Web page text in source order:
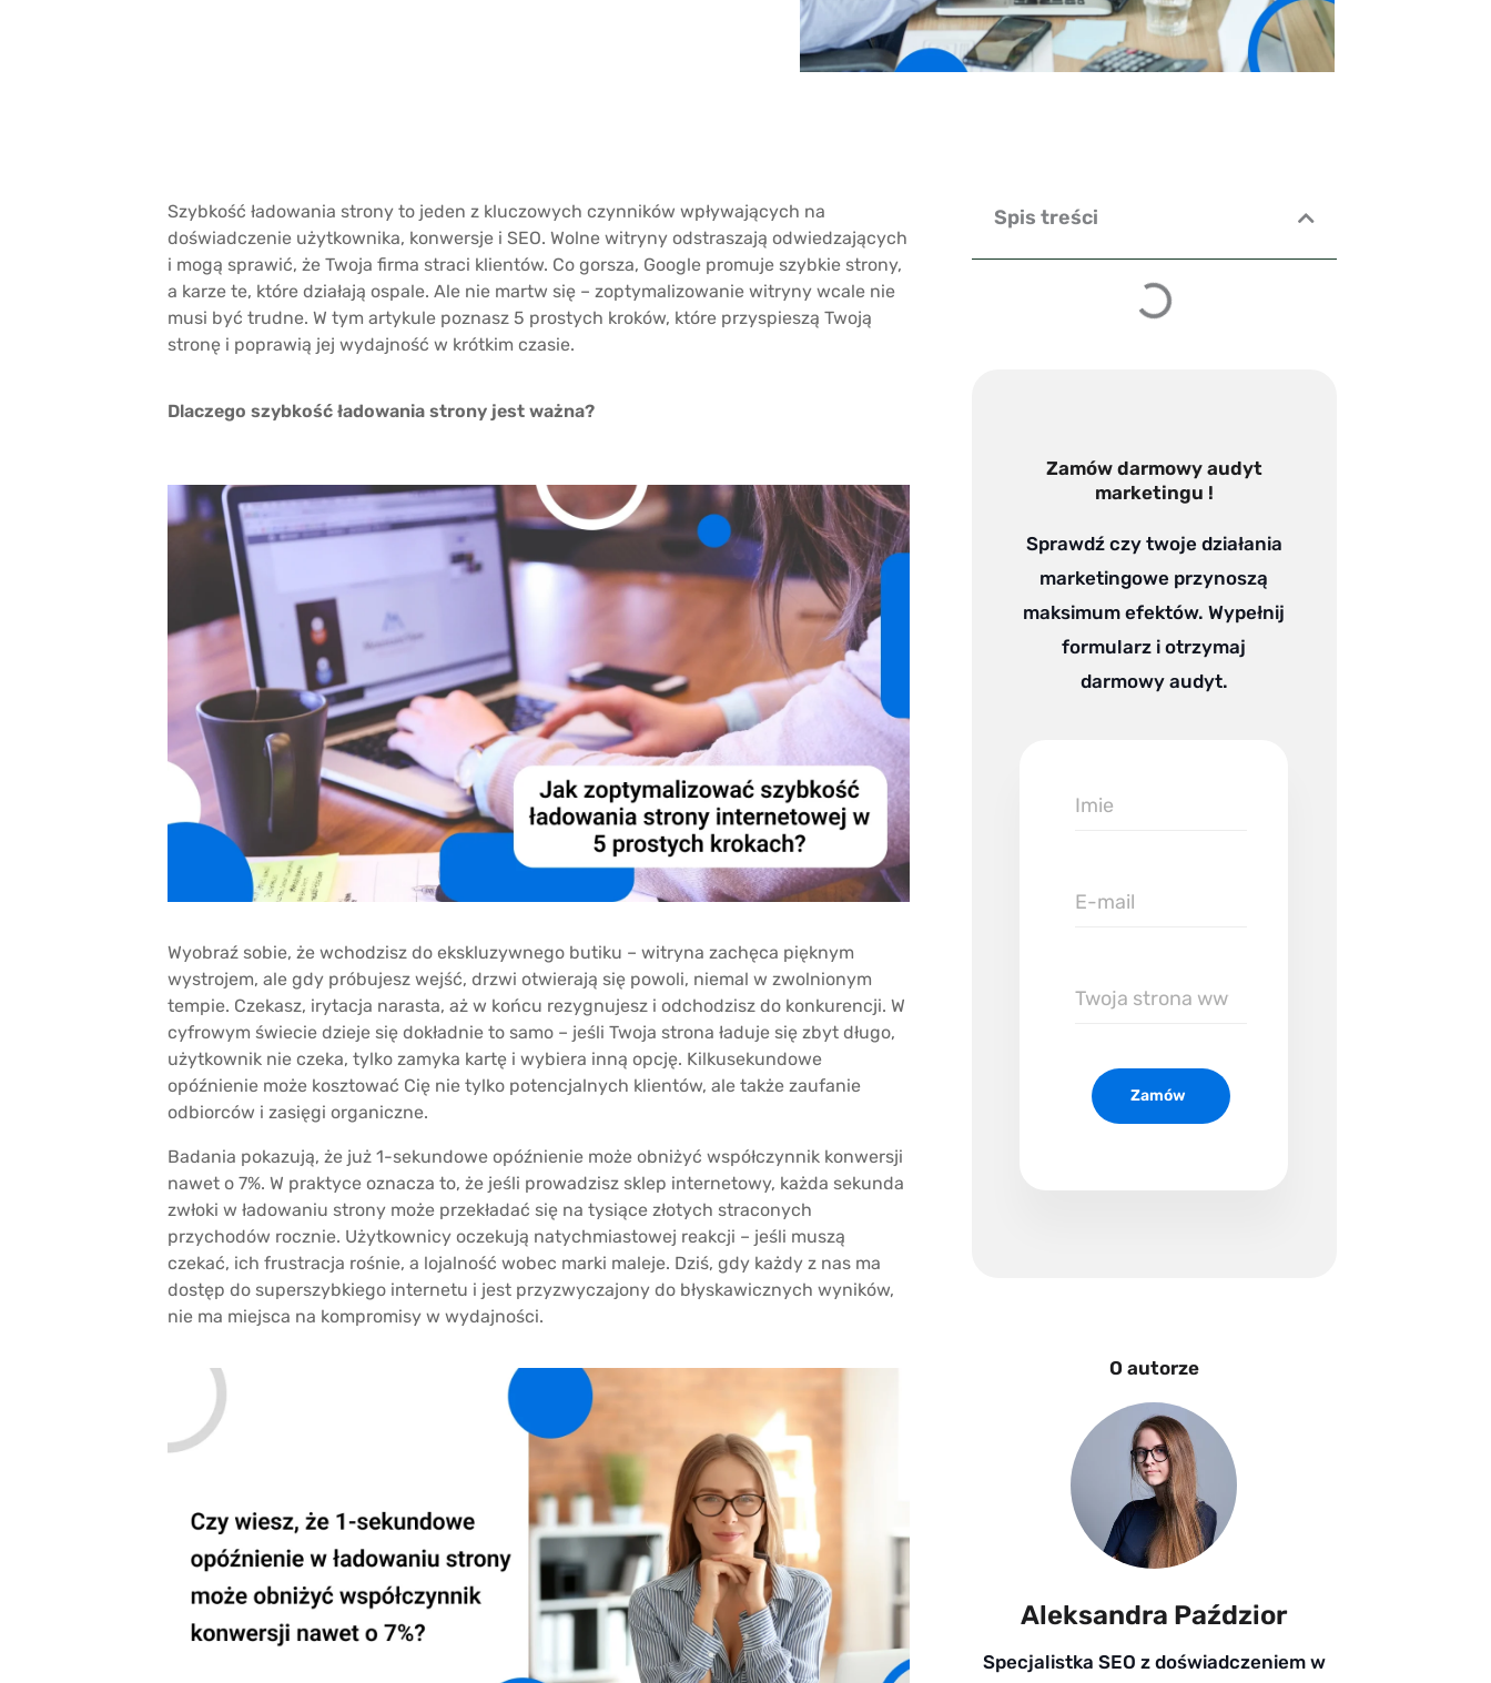
Szybkość ładowania strony to jeden z kluczowych czynników wpływających na
doświadczenie użytkownika, konwersje i SEO. Wolne witryny odstraszają odwiedzających
i mogą sprawić, że Twoja firma straci klientów. Co gorsza, Google promuje szybkie strony,
a karze te, które działają ospale. Ale nie martw się – zoptymalizowanie witryny wcale nie
musi być trudne. W tym artykule poznasz 5 prostych kroków, które przyspieszą Twoją
stronę i poprawią jej wydajność w krótkim czasie.
Dlaczego szybkość ładowania strony jest ważna?
Wyobraź sobie, że wchodzisz do ekskluzywnego butiku – witryna zachęca pięknym
wystrojem, ale gdy próbujesz wejść, drzwi otwierają się powoli, niemal w zwolnionym
tempie. Czekasz, irytacja narasta, aż w końcu rezygnujesz i odchodzisz do konkurencji. W
cyfrowym świecie dzieje się dokładnie to samo – jeśli Twoja strona ładuje się zbyt długo,
użytkownik nie czeka, tylko zamyka kartę i wybiera inną opcję. Kilkusekundowe
opóźnienie może kosztować Cię nie tylko potencjalnych klientów, ale także zaufanie
odbiorców i zasięgi organiczne.
Badania pokazują, że już 1-sekundowe opóźnienie może obniżyć współczynnik konwersji
nawet o 7%. W praktyce oznacza to, że jeśli prowadzisz sklep internetowy, każda sekunda
zwłoki w ładowaniu strony może przekładać się na tysiące złotych straconych
przychodów rocznie. Użytkownicy oczekują natychmiastowej reakcji – jeśli muszą
czekać, ich frustracja rośnie, a lojalność wobec marki maleje. Dziś, gdy każdy z nas ma
dostęp do superszybkiego internetu i jest przyzwyczajony do błyskawicznych wyników,
nie ma miejsca na kompromisy w wydajności.
Spis treści
Zamów darmowy audyt
marketingu !
Sprawdź czy twoje działania
marketingowe przynoszą
maksimum efektów. Wypełnij
formularz i otrzymaj
darmowy audyt.
Imie
E-
Twoja
Zamów
O autorze
Aleksandra Paździor
Specjalistka SEO z doświadczeniem w